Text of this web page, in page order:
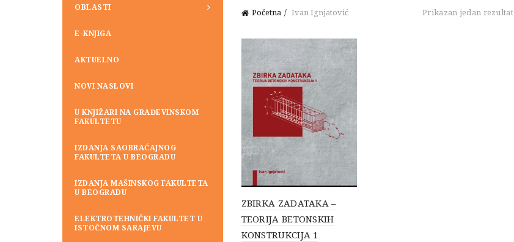
Početna Ivan Ignjatović Prikazan jedan rezultat
ZBIRKA ZADATAKA –
TEORIJA BETONSKIH
KONSTRUKCIJA 1
OBLASTI
E-KNJIGA
AKTUELNO
NOVI NASLOVI
U KNJIŽARI NA GRAĐEVINSKOM
FAKULTETU
IZDANJA SAOBRAĆAJNOG
FAKULTETA U BEOGRADU
IZDANJA MAŠINSKOG FAKULTETA
U BEOGRADU
ELEKTROTEHNIČKI FAKULTET U
ISTOČNOM SARAJEVU